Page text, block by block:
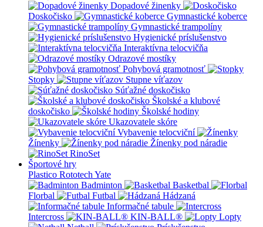
Dopadové žinenky
Doskočisko
Gymnastické koberce
Gymnastické trampolíny
Hygienické príslušenstvo
Interaktívna telocvičňa
Odrazové mostíky
Pohybová gramotnosť
Stopky
Stupne víťazov
Súťažné doskočisko
Školské a klubové
doskočisko
Školské hodiny
Ukazovatele skóre
Vybavenie telocviční
Žínenky
Žínenky pod náradie
RinoSet
Športové hry
Plastico Rototech Yate
Badminton
Basketbal
Florbal
Futbal
Hádzaná
Informačné tabule
Intercross
KIN-BALL®
Lopty